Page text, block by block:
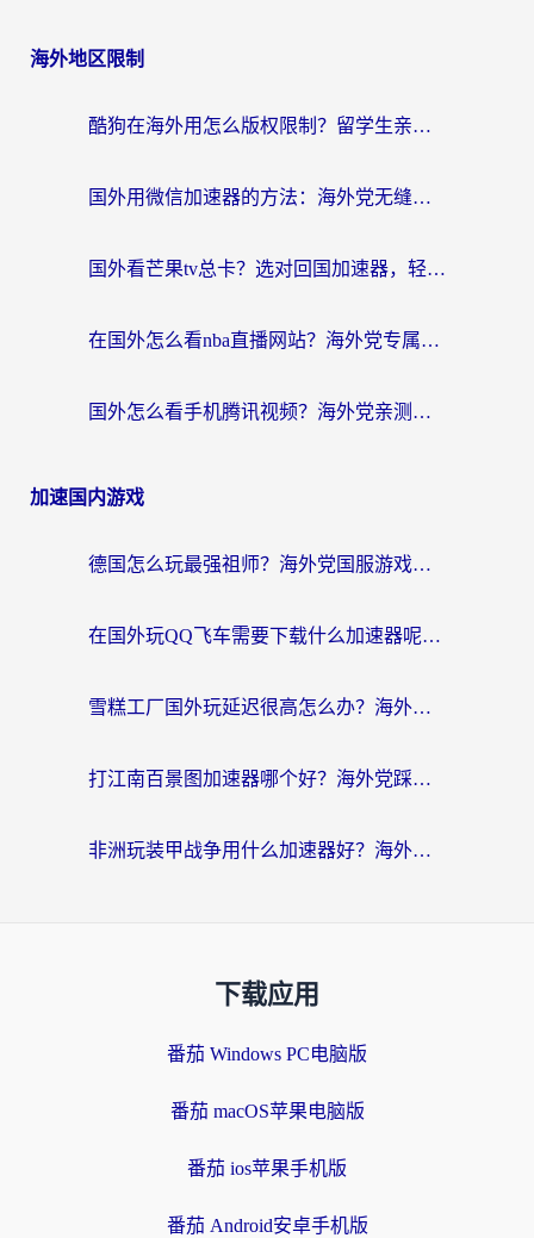
海外地区限制
酷狗在海外用怎么版权限制？留学生亲测：3步解决听国内音乐难题
国外用微信加速器的方法：海外党无缝连接国内生活的实用指南
国外看芒果tv总卡？选对回国加速器，轻松追《浪姐》不费劲
在国外怎么看nba直播网站？海外党专属体育观赛指南，告别地区限制！
国外怎么看手机腾讯视频？海外党亲测有效的追剧加速器选择指南
加速国内游戏
德国怎么玩最强祖师？海外党国服游戏加速器选择全攻略（附宝可梦Online实测）
在国外玩QQ飞车需要下载什么加速器呢？海外党亲测有效的国服游戏加速指南
雪糕工厂国外玩延迟很高怎么办？海外玩家国服游戏加速终极攻略（附实测推荐）
打江南百景图加速器哪个好？海外党踩坑N次后，终于找到不卡的秘诀
非洲玩装甲战争用什么加速器好？海外党亲测有效的国服游戏加速方案
下载应用
番茄 Windows PC电脑版
番茄 macOS苹果电脑版
番茄 ios苹果手机版
番茄 Android安卓手机版